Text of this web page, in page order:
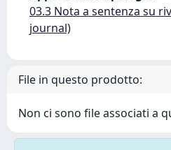
03.3 Nota a sentenza su
journal)
File in questo prodotto:
Non ci sono file associati a